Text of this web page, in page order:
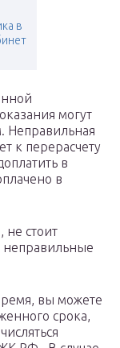
в
могут
Неправильная
к перерасчету
в
в
не стоит
неправильные
вы можете
срока,